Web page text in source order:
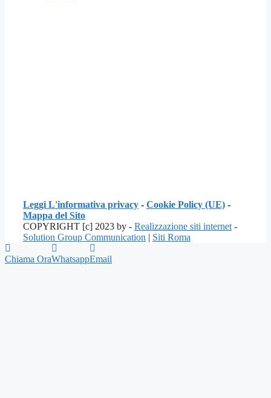
Leggi L'informativa privacy - Cookie Policy (UE) -
Mappa del Sito
COPYRIGHT [c] 2023 by - Realizzazione siti internet -
Solution Group Communication | Siti Roma
Chiama OraWhatsappEmail